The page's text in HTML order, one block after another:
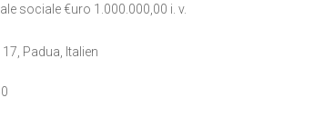
sociale €uro 1.000.000,00 i. v.
Padua, Italien